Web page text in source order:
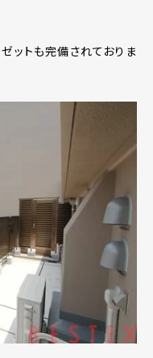
ットも完備されておりま